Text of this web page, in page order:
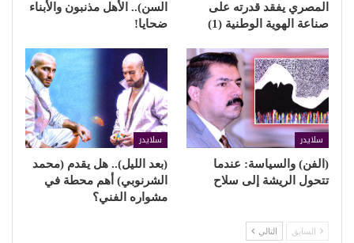
المصري يفقد قدرته على
صناعة الهوية الوطنية (1)
السن).. الأهل مذنبون والأبناء
ضحايا!
سلايدر
(الفن) والسياسة: عندما
تتحول الريشة إلى سلاح
سلايدر
(بعد الليل).. هل يقدم (محمد
الشرنوبي) أهم محطة في
مشواره الفني؟
السابق التالي